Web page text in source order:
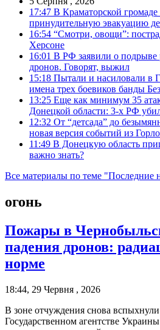
17:47 В Краматорской громаде
принудительную эвакуацию
16:54 “Смотри, овощи”:
Херсоне
16:01 В РФ заявили о подрыве
дронов. Говорят, выжил
15:18 Пытали и насиловали в
имена трех боевиков банды
13:25 Еще как минимум 35
Донецкой области: 3-х РФ
12:32 От “детсада” до
новая версия событий из
11:49 В Донецкую область
важно знать?
Все материалы по теме "Последние
огонь
Пожары в
падения дронов:
норме
18:44, 29 Червня , 2026
В зоне отчуждения снова
Государственном агентстве